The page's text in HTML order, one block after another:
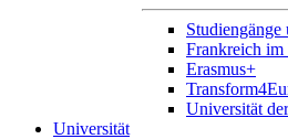
Frankreich im
Erasmus+
Universität
Universität